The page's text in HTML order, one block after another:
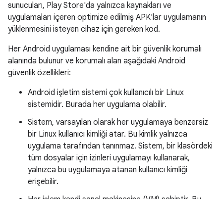
sunucuları, Play Store'da yalnızca kaynakları ve
uygulamaları içeren optimize edilmiş APK'lar uygulamanın
yüklenmesini isteyen cihaz için gereken kod.
Her Android uygulaması kendine ait bir güvenlik korumalı
alanında bulunur ve korumalı alan aşağıdaki Android
güvenlik özellikleri:
Android işletim sistemi çok kullanıcılı bir Linux
sistemidir. Burada her uygulama olabilir.
Sistem, varsayılan olarak her uygulamaya benzersiz
bir Linux kullanıcı kimliği atar. Bu kimlik yalnızca
uygulama tarafından tanınmaz. Sistem, bir klasördeki
tüm dosyalar için izinleri uygulamayı kullanarak,
yalnızca bu uygulamaya atanan kullanıcı kimliği
erişebilir.